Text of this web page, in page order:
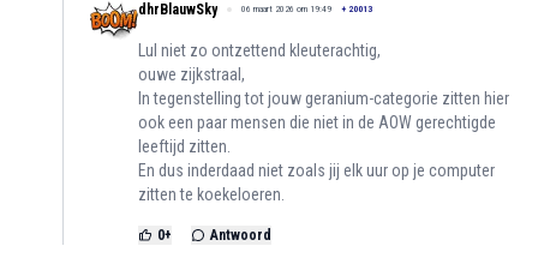
dhrBlauwSky 06 maart 2026 om 19:49 + 20013
Lul niet zo ontzettend kleuterachtig,
ouwe zijkstraal,
In tegenstelling tot jouw geranium-categorie zitten hier
ook een paar mensen die niet in de AOW gerechtigde
leeftijd zitten.
En dus inderdaad niet zoals jij elk uur op je computer
zitten te koekeloeren.
0+ Antwoord